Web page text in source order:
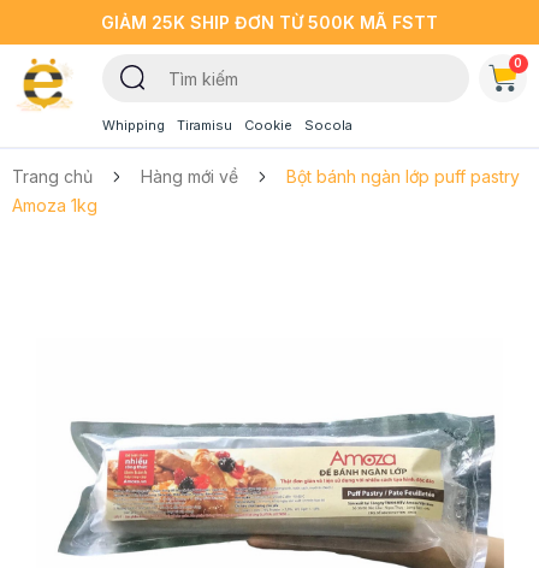
GIẢM 25K SHIP ĐƠN TỪ 500K MÃ FSTT
Whipping Tiramisu Cookie Socola
0
Trang chủ Hàng mới về
Bột bánh ngàn lớp puff pastry
Amoza 1kg